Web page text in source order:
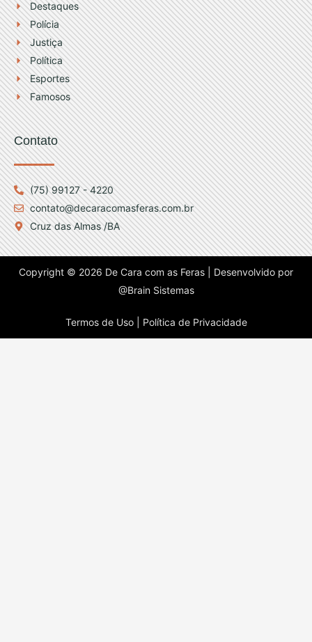
Destaques
Polícia
Justiça
Política
Esportes
Famosos
Contato
(75) 99127 - 4220
contato@decaracomasferas.com.br
Cruz das Almas /BA
Copyright © 2026 De Cara com as Feras | Desenvolvido por
@Brain Sistemas
Termos de Uso | Política de Privacidade